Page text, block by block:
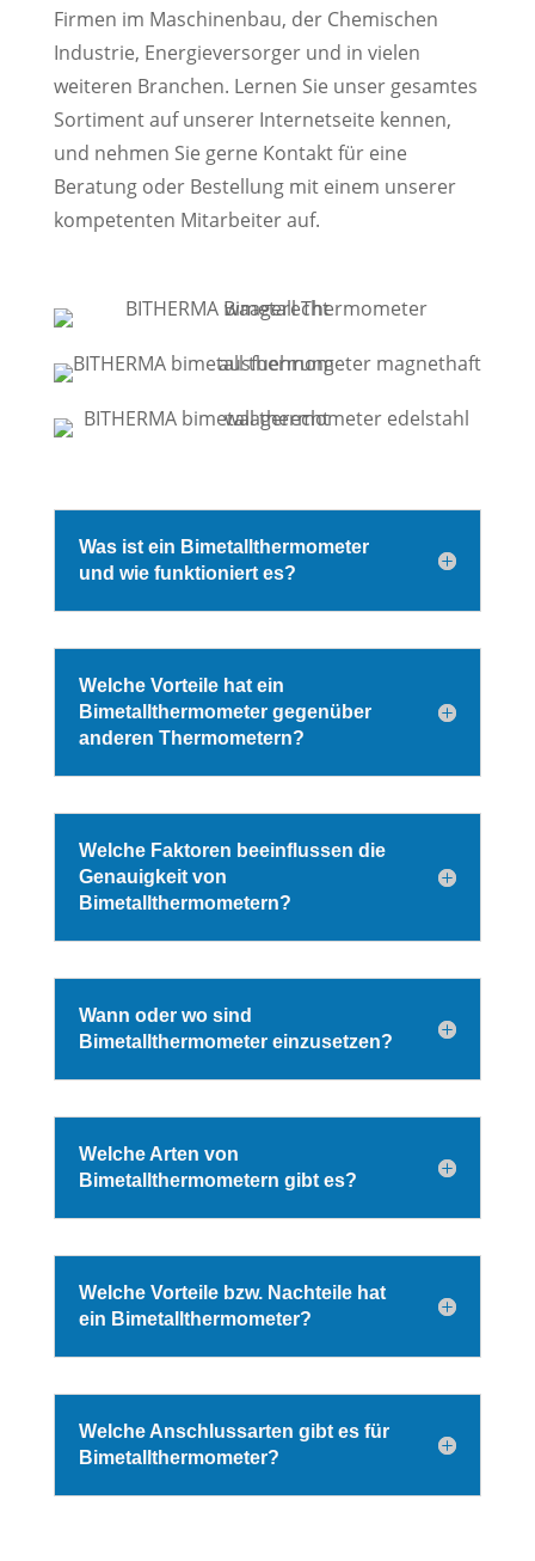
Firmen im Maschinenbau, der Chemischen
Industrie, Energieversorger und in vielen
weiteren Branchen. Lernen Sie unser gesamtes
Sortiment auf unserer Internetseite kennen,
und nehmen Sie gerne Kontakt für eine
Beratung oder Bestellung mit einem unserer
kompetenten Mitarbeiter auf.
Was ist ein Bimetallthermometer
und wie funktioniert es?
Welche Vorteile hat ein
Bimetallthermometer gegenüber
anderen Thermometern?
Welche Faktoren beeinflussen die
Genauigkeit von
Bimetallthermometern?
Wann oder wo sind
Bimetallthermometer einzusetzen?
Welche Arten von
Bimetallthermometern gibt es?
Welche Vorteile bzw. Nachteile hat
ein Bimetallthermometer?
Welche Anschlussarten gibt es für
Bimetallthermometer?